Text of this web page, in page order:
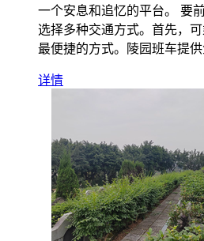
一个安息和追忆的平台。 要
选择多种交通方式。首先，
最便捷的方式。陵园班车提
详情